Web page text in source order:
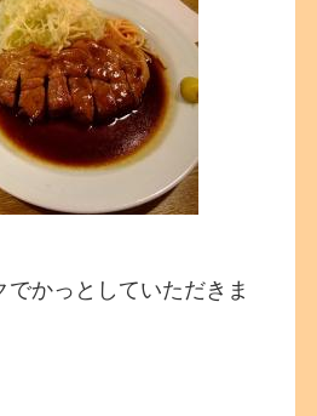
かっとしていただきま